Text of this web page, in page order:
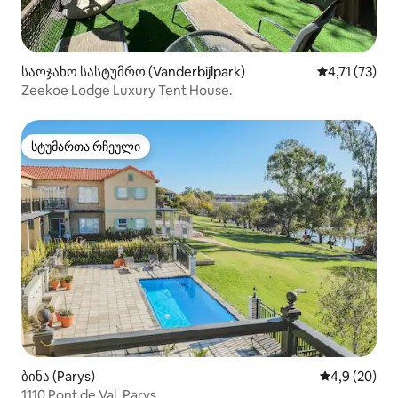
საოჯახო სასტუმრო (Vanderbijlpark) საშუალო
4,71 (73)
Zeekoe Lodge Luxury Tent House.
სტუმართა რჩეული
სტუმართა რჩეული
ბინა (Parys) საშუალო
4,9 (20)